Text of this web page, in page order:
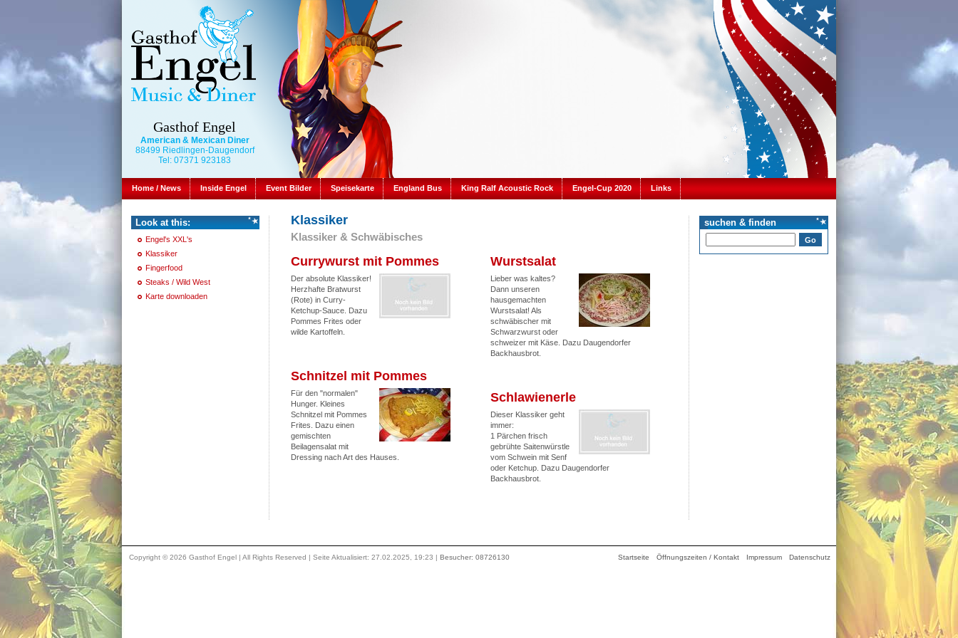
Gasthof Engel
American & Mexican Diner
88499 Riedlingen-Daugendorf
Tel: 07371 923183
Home / News Inside Engel Event Bilder Speisekarte England Bus King Ralf Acoustic Rock Engel-Cup 2020 Links
Look at this:
Engel's XXL's
Klassiker
Fingerfood
Steaks / Wild West
Karte downloaden
Klassiker
Klassiker & Schwäbisches
Currywurst mit Pommes
Der absolute Klassiker!
Herzhafte Bratwurst
(Rote) in Curry-
Ketchup-Sauce. Dazu
Pommes Frites oder
wilde Kartoffeln.
Schnitzel mit Pommes
Für den "normalen"
Hunger. Kleines
Schnitzel mit Pommes
Frites. Dazu einen
gemischten
Beilagensalat mit
Dressing nach Art des Hauses.
Wurstsalat
Lieber was kaltes?
Dann unseren
hausgemachten
Wurstsalat! Als
schwäbischer mit
Schwarzwurst oder
schweizer mit Käse. Dazu Daugendorfer
Backhausbrot.
Schlawienerle
Dieser Klassiker geht
immer:
1 Pärchen frisch
gebrühte Saitenwürstle
vom Schwein mit Senf
oder Ketchup. Dazu Daugendorfer
Backhausbrot.
suchen & finden
Startseite Öffnungszeiten / Kontakt Impressum Datenschutz
Copyright © 2026 Gasthof Engel | All Rights Reserved | Seite Aktualisiert: 27.02.2025, 19:23 | Besucher: 08726130